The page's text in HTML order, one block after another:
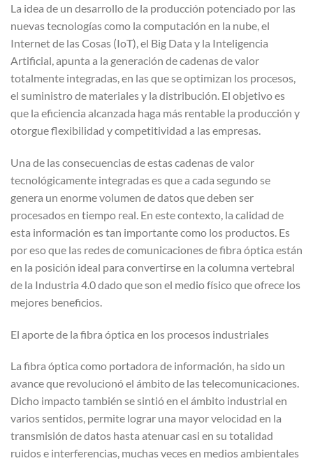
La idea de un desarrollo de la producción potenciado por las
nuevas tecnologías como la computación en la nube, el
Internet de las Cosas (IoT), el Big Data y la Inteligencia
Artificial, apunta a la generación de cadenas de valor
totalmente integradas, en las que se optimizan los procesos,
el suministro de materiales y la distribución. El objetivo es
que la eficiencia alcanzada haga más rentable la producción y
otorgue flexibilidad y competitividad a las empresas.
Una de las consecuencias de estas cadenas de valor
tecnológicamente integradas es que a cada segundo se
genera un enorme volumen de datos que deben ser
procesados en tiempo real. En este contexto, la calidad de
esta información es tan importante como los productos. Es
por eso que las redes de comunicaciones de fibra óptica están
en la posición ideal para convertirse en la columna vertebral
de la Industria 4.0 dado que son el medio físico que ofrece los
mejores beneficios.
El aporte de la fibra óptica en los procesos industriales
La fibra óptica como portadora de información, ha sido un
avance que revolucionó el ámbito de las telecomunicaciones.
Dicho impacto también se sintió en el ámbito industrial en
varios sentidos, permite lograr una mayor velocidad en la
transmisión de datos hasta atenuar casi en su totalidad
ruidos e interferencias, muchas veces en medios ambientales